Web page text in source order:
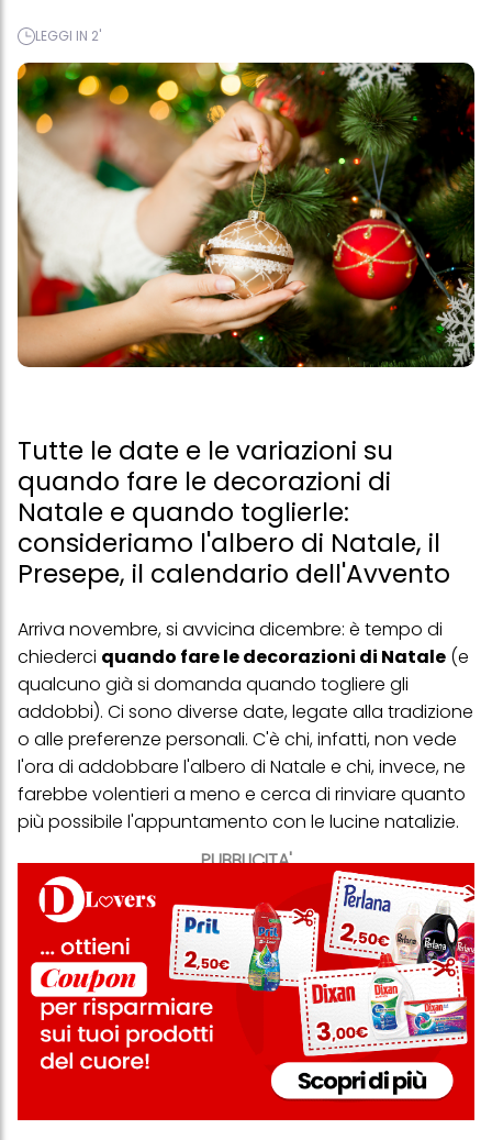
LEGGI IN 2'
Tutte le date e le variazioni su
quando fare le decorazioni di
Natale e quando toglierle:
consideriamo l'albero di Natale, il
Presepe, il calendario dell'Avvento
PUBBLICITA'
Arriva novembre, si avvicina dicembre: è tempo di
chiederci quando fare le decorazioni di Natale (e
qualcuno già si domanda quando togliere gli
addobbi). Ci sono diverse date, legate alla tradizione
o alle preferenze personali. C'è chi, infatti, non vede
l'ora di addobbare l'albero di Natale e chi, invece, ne
farebbe volentieri a meno e cerca di rinviare quanto
più possibile l'appuntamento con le lucine natalizie.